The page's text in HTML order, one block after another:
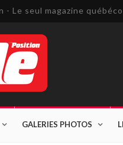
Le seul magazine
GALERIES PHOTOS